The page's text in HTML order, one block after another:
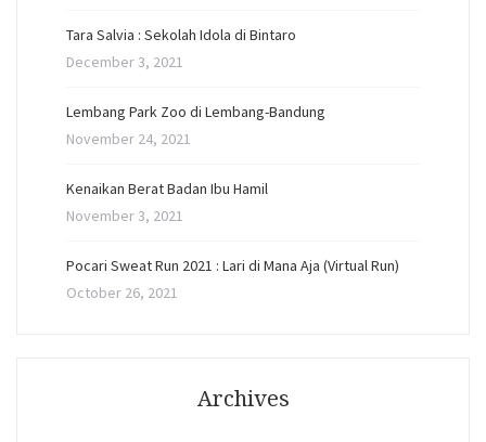
Tara Salvia : Sekolah Idola di Bintaro
December 3, 2021
Lembang Park Zoo di Lembang-Bandung
November 24, 2021
Kenaikan Berat Badan Ibu Hamil
November 3, 2021
Pocari Sweat Run 2021 : Lari di Mana Aja (Virtual Run)
October 26, 2021
Archives